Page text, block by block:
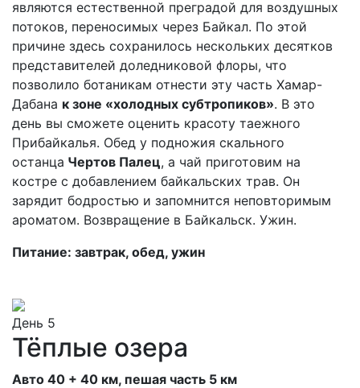
являются естественной преградой для воздушных
потоков, переносимых через Байкал. По этой
причине здесь сохранилось нескольких десятков
представителей доледниковой флоры, что
позволило ботаникам отнести эту часть Хамар-
Дабана к зоне «холодных субтропиков». В это
день вы сможете оценить красоту таежного
Прибайкалья. Обед у подножия скального
останца Чертов Палец, а чай приготовим на
костре с добавлением байкальских трав. Он
зарядит бодростью и запомнится неповторимым
ароматом. Возвращение в Байкальск. Ужин.
Питание: завтрак, обед, ужин
День 5
Тёплые озера
Авто 40 + 40 км, пешая часть 5 км